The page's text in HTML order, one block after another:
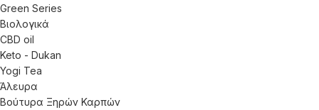
Green Series
Βιολογικά
CBD oil
Keto - Dukan
Yogi Tea
Άλευρα
Βούτυρα Ξηρών Καρπών